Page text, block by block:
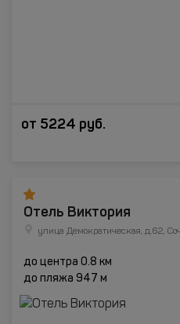
от 5224 руб.
Отель Виктория
улица Демократическая, д.62,
до центра 0.8 км
до пляжа 947 м